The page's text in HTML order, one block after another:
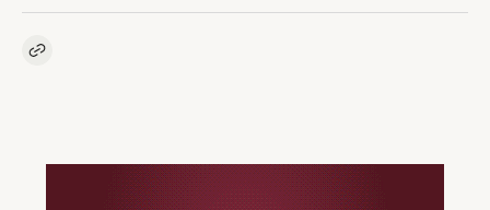
Kopieer link naar artikel